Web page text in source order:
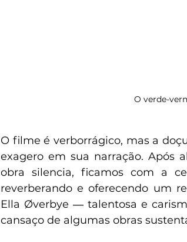
O verde-
O filme é verborrágico, mas a
exagero em sua narração. Após
obra silencia, ficamos com a
reverberando e oferecendo um
Ella Øverbye ― talentosa e
cansaço de algumas obras